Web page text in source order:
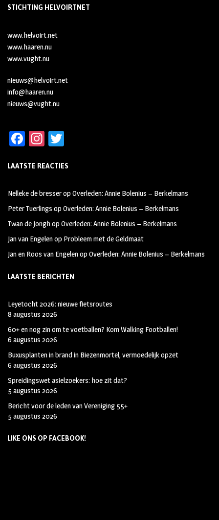
STICHTING HELVOIRTNET
www.helvoirt.net
www.haaren.nu
www.vught.nu
nieuws@helvoirt.net
info@haaren.nu
nieuws@vught.nu
Fa
b
oo
k
In
ag
m
tt
LAATSTE REACTIES
Nelleke de bresseropOverleden: Annie Bolenius – Berkelmans
Peter Tuerlings opOverleden: Annie Bolenius – Berkelmans
Twan de JonghopOverleden: Annie Bolenius – Berkelmans
Jan van Engelenop Probleem met de Geldmaat
Jan en Roos van EngelenopOverleden: Annie Bolenius – Berkelmans
LAATSTE BERICHTEN
Leyetocht 2026: nieuwe fietsroutes
8 augustus 2026
60+ en nog zin om te voetballen? Kom Walking Footballen!
6 augustus 2026
Buxusplanten in brand in Biezenmortel, vermoedelijk opzet
6 augustus 2026
Spreidingswet asielzoekers: hoe zit dat?
5 augustus 2026
Bericht voor de leden van Vereniging 55+
5 augustus 2026
LIKE ONS OP FACEBOOK!